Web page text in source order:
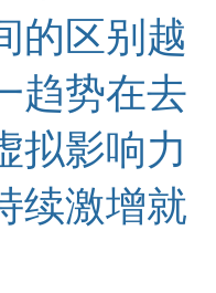
的区别越
趋势在去
拟影响力
续激增就